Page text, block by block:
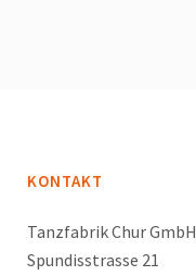
KONTAKT
Tanzfabrik Chur GmbH
Spundisstrasse 21